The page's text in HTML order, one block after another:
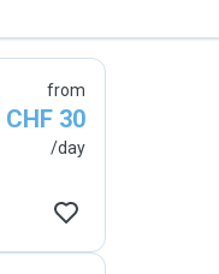
from
CHF 30
/day